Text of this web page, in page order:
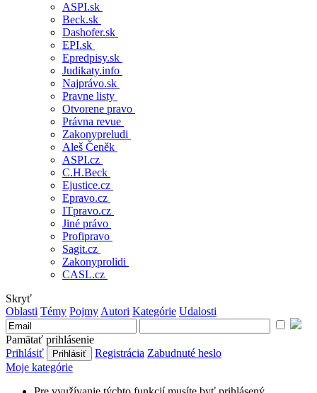
ASPI.sk
Beck.sk
Dashofer.sk
EPI.sk
Epredpisy.sk
Judikaty.info
Najprávo.sk
Pravne listy
Otvorene pravo
Právna revue
Zakonypreludi
Aleš Čeněk
ASPI.cz
C.H.Beck
Ejustice.cz
Epravo.cz
ITpravo.cz
Jiné právo
Profipravo
Sagit.cz
Zakonyprolidi
CASL.cz
Skryť
Oblasti Témy Pojmy Autori Kategórie Udalosti
Pamätať prihlásenie
Prihlásiť
Registrácia Zabudnuté heslo
Moje kategórie